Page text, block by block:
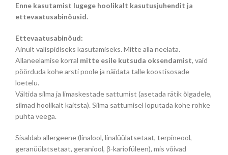
Enne kasutamist lugege hoolikalt kasutusjuhendit ja
ettevaatusabinõusid.
Ettevaatusabinõud:
Ainult välispidiseks kasutamiseks. Mitte alla neelata.
Allaneelamise korral mitte esile kutsuda oksendamist, vaid
pöörduda kohe arsti poole ja näidata talle koostisosade
loetelu.
Vältida silma ja limaskestade sattumist (asetada rätik õlgadele,
silmad hoolikalt kaitsta). Silma sattumisel loputada kohe rohke
puhta veega.
Sisaldab allergeene (linalool, linalüülatsetaat, terpineool,
geranüülatsetaat, geraniool, β-kariofüleen), mis võivad